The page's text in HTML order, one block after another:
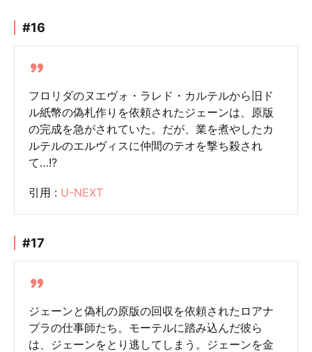
#16
フロリダのヌエヴォ・ラレド・カルテルから旧ド
ル紙幣の偽札作りを依頼されたジェーンは、原版
の完成を急がされていた。だが、業を煮やしたカ
ルテルのエルヴィスに仲間のテオを撃ち殺され
て…!?
引用 : U-NEXT
#17
ジェーンと偽札の原版の回収を依頼されたロアナ
プラの仕事師たち。モーテルに踏み込んだ彼ら
は、ジェーンをとり逃してしまう。ジェーンを金